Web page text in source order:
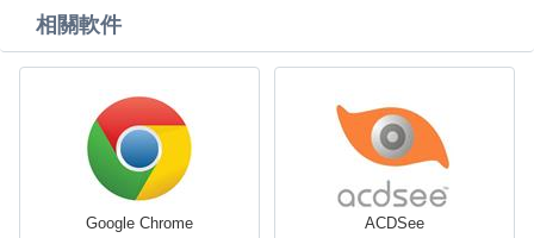
相關軟件
Google Chrome ACDSee